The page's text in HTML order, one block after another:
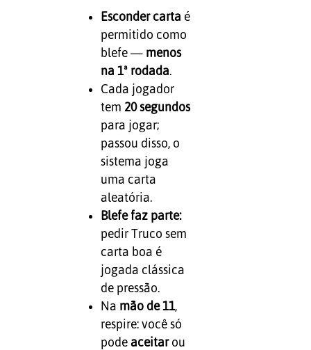
Esconder carta é
permitido como
blefe — menos
na 1ª rodada.
Cada jogador
tem 20 segundos
para jogar;
passou disso, o
sistema joga
uma carta
aleatória.
Blefe faz parte:
pedir Truco sem
carta boa é
jogada clássica
de pressão.
Na mão de 11,
respire: você só
pode aceitarou